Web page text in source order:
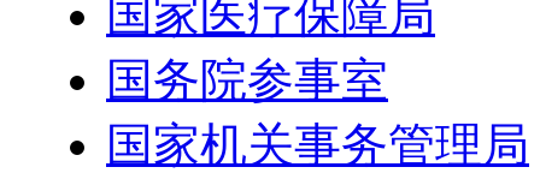
国家医疗保障局
国务院参事室
国家机关事务管理局